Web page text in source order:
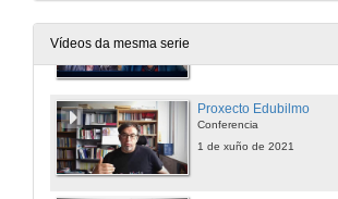
Vídeos da mesma serie
Proxecto Edubilmo
Conferencia
1 de xuño de 2021